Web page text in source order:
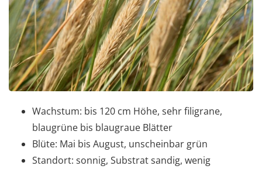
Wachstum: bis 120 cm Höhe, sehr filigrane,
blaugrüne bis blaugraue Blätter
Blüte: Mai bis August, unscheinbar grün
Standort: sonnig, Substrat sandig, wenig